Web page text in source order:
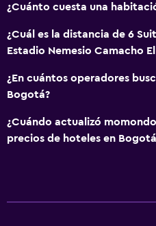
¿Cuánto cuesta una
¿Cuál es la distancia de 6
Estadio Nemesio Camacho
¿En cuántos operadores
Bogotá?
¿Cuándo actualizó
precios de hoteles en